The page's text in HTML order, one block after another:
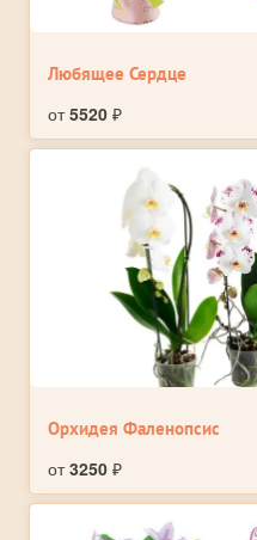
Любящее Сердце
от5520 ₽
Орхидея Фаленопсис
от3250 ₽